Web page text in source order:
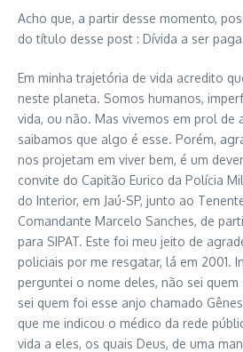
Acho que, a partir desse momento,
do título desse post : Dívida a ser
Em minha trajetória de vida acredito
neste planeta. Somos humanos,
vida, ou não. Mas vivemos em prol de
saibamos que algo é esse. Porém,
nos projetam em viver bem, é um
convite do Capitão Eurico da Polícia
do Interior, em Jaú-SP, junto ao
Comandante Marcelo Sanches, de
para SIPAT. Este foi meu jeito de
policiais por me resgatar, lá em 2001.
perguntei o nome deles, não sei quem
sei quem foi esse anjo chamado
que me indicou o médico da rede
vida a eles, os quais Deus, de uma